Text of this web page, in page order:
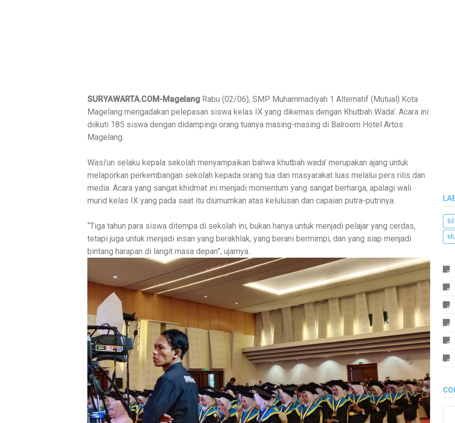
SURYAWARTA.COM-Magelang Rabu (02/06), SMP Muhammadiyah 1 Alternatif (Mutual) Kota
Magelang mengadakan pelepasan siswa kelas IX yang dikemas dengan Khutbah Wada’. Acara ini
diikuti 185 siswa dengan didampingi orang tuanya masing-masing di Balroom Hotel Artos
Magelang.
Wasi’un selaku kepala sekolah menyampaikan bahwa khutbah wada’ merupakan ajang untuk
melaporkan perkembangan sekolah kepada orang tua dan masyarakat luas melalui pers rilis dan
media. Acara yang sangat khidmat ini menjadi momentum yang sangat berharga, apalagi wali
murid kelas IX yang pada saat itu diumumkan atas kelulusan dan capaian putra-putrinya.
“Tiga tahun para siswa ditempa di sekolah ini, bukan hanya untuk menjadi pelajar yang cerdas,
tetapi juga untuk menjadi insan yang berakhlak, yang berani bermimpi, dan yang siap menjadi
bintang harapan di langit masa depan”, ujarnya.